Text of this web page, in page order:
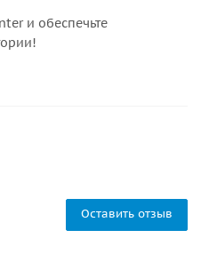
и обеспечьте
Оставить отзыв